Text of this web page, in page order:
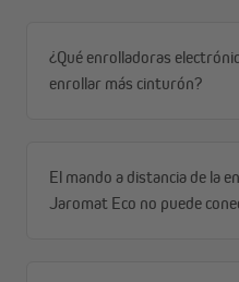
¿Qué enrolladoras
enrollar más cinturón?
El mando a distancia de la
Jaromat Eco no puede